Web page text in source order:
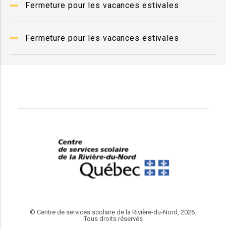
Fermeture pour les vacances estivales
Fermeture pour les vacances estivales
© Centre de services scolaire de la Rivière-du-Nord, 2026.
Tous droits réservés